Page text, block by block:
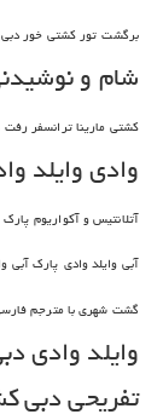
برگشت تور کشتی خور دبی
شام و
کشتی مارینا ترانسفر
وادیوایلد
آتلانتیس و آکواریوم پارک
آبی وایلد وادی پارک آبی
گشت شهری با مترجم
وایلد وادی
تفریحی دبی